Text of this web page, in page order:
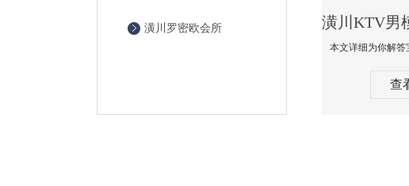
潢川罗密欧会所
查